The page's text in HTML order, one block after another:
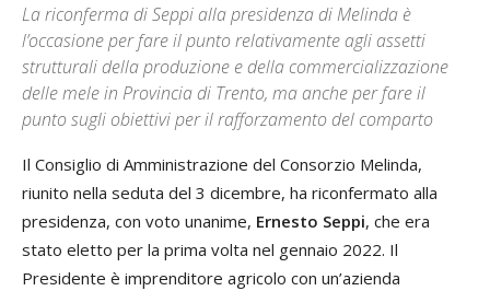
La riconferma di Seppi alla presidenza di Melinda è
l’occasione per fare il punto relativamente agli assetti
strutturali della produzione e della commercializzazione
delle mele in Provincia di Trento, ma anche per fare il
punto sugli obiettivi per il rafforzamento del comparto
Il Consiglio di Amministrazione del Consorzio Melinda,
riunito nella seduta del 3 dicembre, ha riconfermato alla
presidenza, con voto unanime, Ernesto Seppi, che era
stato eletto per la prima volta nel gennaio 2022. Il
Presidente è imprenditore agricolo con un’azienda